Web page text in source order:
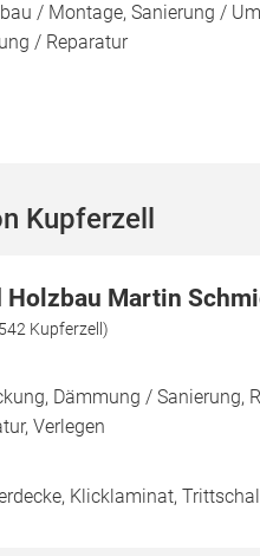
/ Montage, Sanierung /
/ Reparatur
Kupferzell
Holzbau Martin
Kupferzell)
Dämmung /
Verlegen
Klicklaminat,